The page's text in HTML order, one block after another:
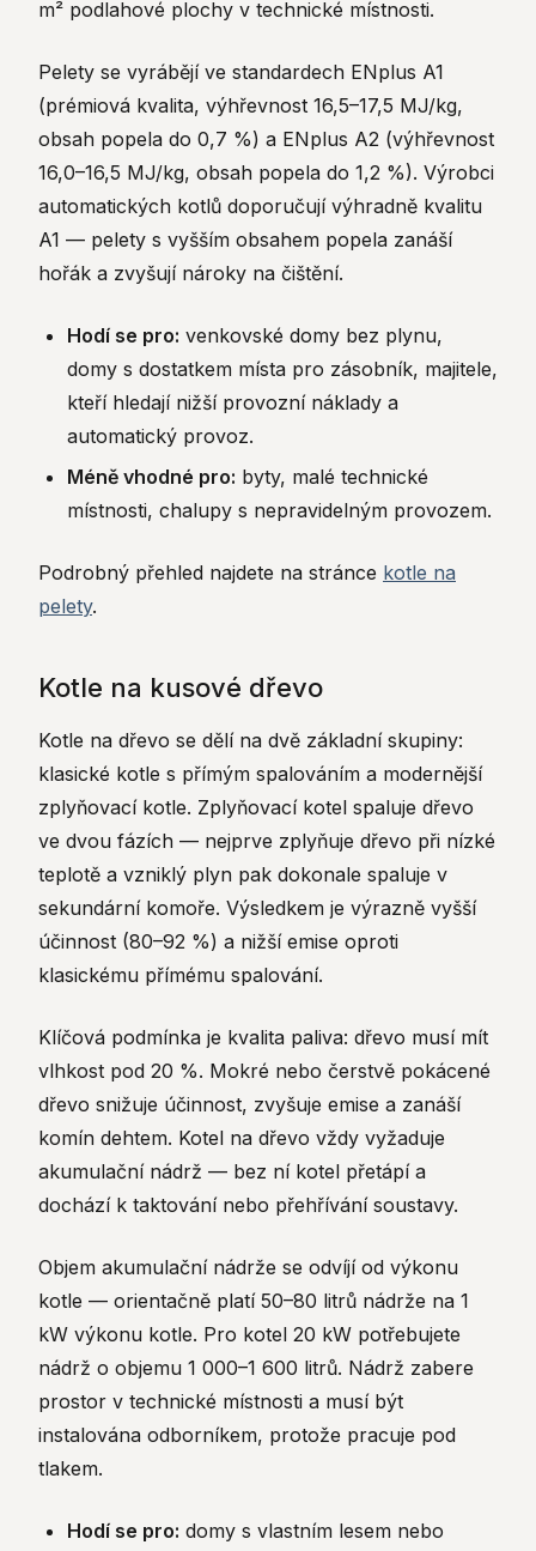
m² podlahové plochy v technické místnosti.
Pelety se vyrábějí ve standardech ENplus A1
(prémiová kvalita, výhřevnost 16,5–17,5 MJ/kg,
obsah popela do 0,7 %) a ENplus A2 (výhřevnost
16,0–16,5 MJ/kg, obsah popela do 1,2 %). Výrobci
automatických kotlů doporučují výhradně kvalitu
A1 — pelety s vyšším obsahem popela zanáší
hořák a zvyšují nároky na čištění.
Hodí se pro: venkovské domy bez plynu,
domy s dostatkem místa pro zásobník, majitele,
kteří hledají nižší provozní náklady a
automatický provoz.
Méně vhodné pro: byty, malé technické
místnosti, chalupy s nepravidelným provozem.
Podrobný přehled najdete na stránce kotle na
pelety.
Kotle na kusové dřevo
Kotle na dřevo se dělí na dvě základní skupiny:
klasické kotle s přímým spalováním a modernější
zplyňovací kotle. Zplyňovací kotel spaluje dřevo
ve dvou fázích — nejprve zplyňuje dřevo při nízké
teplotě a vzniklý plyn pak dokonale spaluje v
sekundární komoře. Výsledkem je výrazně vyšší
účinnost (80–92 %) a nižší emise oproti
klasickému přímému spalování.
Klíčová podmínka je kvalita paliva: dřevo musí mít
vlhkost pod 20 %. Mokré nebo čerstvě pokácené
dřevo snižuje účinnost, zvyšuje emise a zanáší
komín dehtem. Kotel na dřevo vždy vyžaduje
akumulační nádrž — bez ní kotel přetápí a
dochází k taktování nebo přehřívání soustavy.
Objem akumulační nádrže se odvíjí od výkonu
kotle — orientačně platí 50–80 litrů nádrže na 1
kW výkonu kotle. Pro kotel 20 kW potřebujete
nádrž o objemu 1 000–1 600 litrů. Nádrž zabere
prostor v technické místnosti a musí být
instalována odborníkem, protože pracuje pod
tlakem.
Hodí se pro: domy s vlastním lesem nebo